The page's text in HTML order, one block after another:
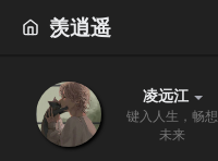
羡逍遥
凌远江
键入人生，畅想
未来